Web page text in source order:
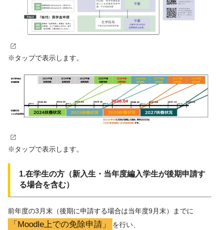
※タップで表示します。
※タップで表示します。
1.在学生の方（新入生・当年度編入学生が後期申請す
る場合を含む）
前年度の3月末（後期に申請する場合は当年度9月末）までに
「Moodle上での免除申請」
を行い、